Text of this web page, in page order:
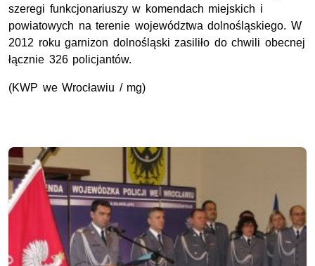
szeregi funkcjonariuszy w komendach miejskich i
powiatowych na terenie województwa dolnośląskiego. W
2012 roku garnizon dolnośląski zasiliło do chwili obecnej
łącznie 326 policjantów.
(KWP we Wrocławiu / mg)